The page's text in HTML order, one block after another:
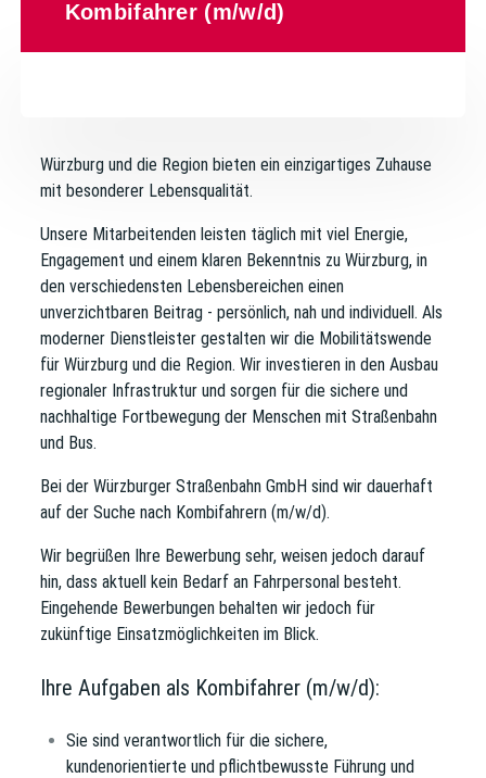
Kombifahrer (m/w/d)
Würzburg und die Region bieten ein einzigartiges Zuhause
mit besonderer Lebensqualität.
Unsere Mitarbeitenden leisten täglich mit viel Energie,
Engagement und einem klaren Bekenntnis zu Würzburg, in
den verschiedensten Lebensbereichen einen
unverzichtbaren Beitrag - persönlich, nah und individuell. Als
moderner Dienstleister gestalten wir die Mobilitätswende
für Würzburg und die Region. Wir investieren in den Ausbau
regionaler Infrastruktur und sorgen für die sichere und
nachhaltige Fortbewegung der Menschen mit Straßenbahn
und Bus.
Bei derWürzburger Straßenbahn GmbH sind wir dauerhaft
auf der Suche nach Kombifahrern (m/w/d).
Wir begrüßen Ihre Bewerbung sehr, weisen jedoch darauf
hin, dass aktuell kein Bedarf an Fahrpersonal besteht.
Eingehende Bewerbungen behalten wir jedoch für
zukünftige Einsatzmöglichkeiten im Blick.
Ihre Aufgaben als Kombifahrer (m/w/d):
Sie sind verantwortlich für die sichere,
kundenorientierte und pflichtbewusste Führung und